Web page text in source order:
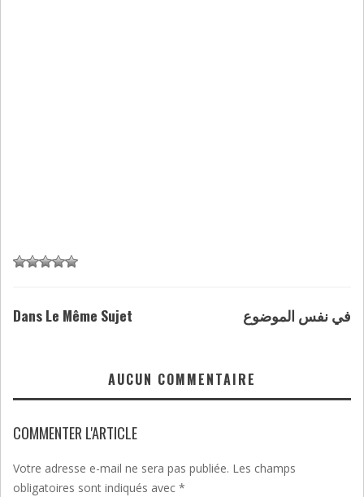
Dans Le Même Sujet في نفس الموضوع
AUCUN COMMENTAIRE
COMMENTER L'ARTICLE
Votre adresse e-mail ne sera pas publiée. Les champs
obligatoires sont indiqués avec *